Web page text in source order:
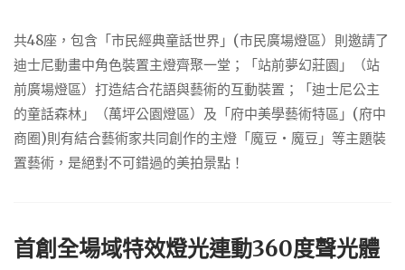
共48座，包含「市民經典童話世界」(市民廣場燈區）則邀請了
迪士尼動畫中角色裝置主燈齊聚一堂；「站前夢幻莊園」（站
前廣場燈區）打造結合花語與藝術的互動裝置；「迪士尼公主
的童話森林」（萬坪公園燈區）及「府中美學藝術特區」(府中
商圈)則有結合藝術家共同創作的主燈「魔豆‧魔豆」等主題裝
置藝術，是絕對不可錯過的美拍景點！
首創全場域特效燈光連動360度聲光體